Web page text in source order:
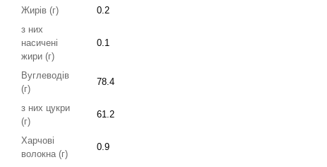
Жирів (г)
0.2
з них
насичені
жири (г)
0.1
Вуглеводів
(г)
78.4
з них цукри
(г)
61.2
Харчові
волокна (г)
0.9